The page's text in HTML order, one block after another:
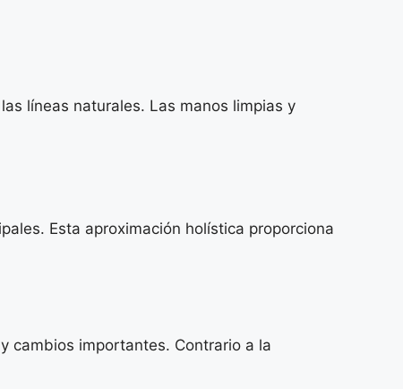
líneas naturales. Las manos limpias y
Esta aproximación holística proporciona
cambios importantes. Contrario a la